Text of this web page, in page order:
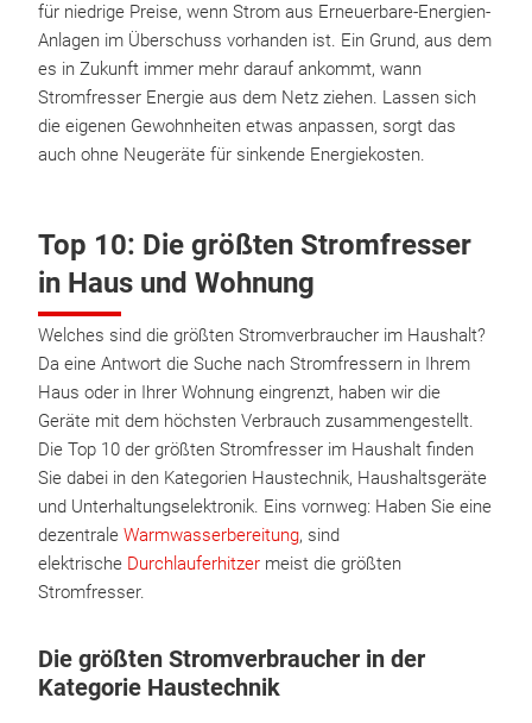
für niedrige Preise, wenn Strom aus Erneuerbare-Energien-
Anlagen im Überschuss vorhanden ist. Ein Grund, aus dem
es in Zukunft immer mehr darauf ankommt, wann
Stromfresser Energie aus dem Netz ziehen. Lassen sich
die eigenen Gewohnheiten etwas anpassen, sorgt das
auch ohne Neugeräte für sinkende Energiekosten.
Top 10: Die größten Stromfresser
in Haus und Wohnung
Welches sind die größten Stromverbraucher im Haushalt?
Da eine Antwort die Suche nach Stromfressern in Ihrem
Haus oder in Ihrer Wohnung eingrenzt, haben wir die
Geräte mit dem höchsten Verbrauch zusammengestellt.
Die Top 10 der größten Stromfresser im Haushalt finden
Sie dabei in den Kategorien Haustechnik, Haushaltsgeräte
und Unterhaltungselektronik. Eins vornweg: Haben Sie eine
dezentrale Warmwasserbereitung, sind
elektrische Durchlauferhitzer meist die größten
Stromfresser.
Die größten Stromverbraucher in der
Kategorie Haustechnik